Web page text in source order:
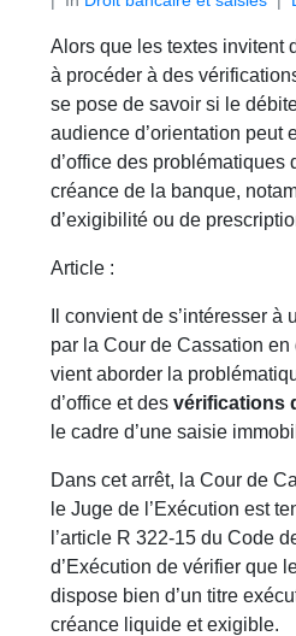
Alors que les textes invitent
à procéder à des
se pose de savoir si le
audience d’orientation peut
d’office des problématiques
créance de la banque,
d’exigibilité ou de
Article :
Il convient de s’intéresser à
par la Cour de Cassation en
vient aborder la
d’office et desvérifications
le cadre d’une saisie
Dans cet arrêt, la Cour de
le Juge de l’Exécution est
l’article R 322-15 du Code
d’Exécution de vérifier que
dispose bien d’un titre
créance liquide et exigible.